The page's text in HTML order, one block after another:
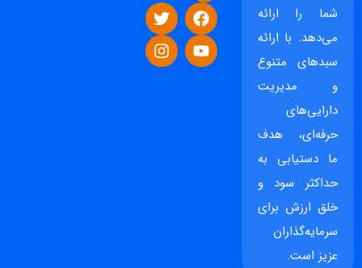
شما را ارائه
می‌دهد. با ارائه
سبدهای متنوع
و مدیریت
دارایی‌های
حرفه‌ای، هدف
ما دستیابی به
حداکثر سود و
خلق ارزش برای
سرمایه‌گذاران
عزیز است.